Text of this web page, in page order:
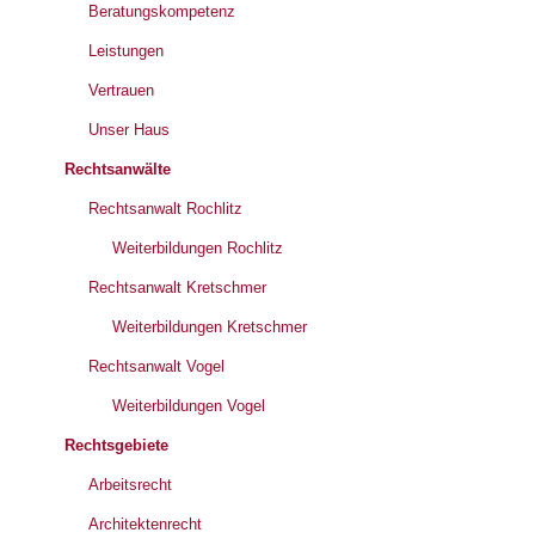
Beratungskompetenz
Leistungen
Vertrauen
Unser Haus
Rechtsanwälte
Rechtsanwalt Rochlitz
Weiterbildungen Rochlitz
Rechtsanwalt Kretschmer
Weiterbildungen Kretschmer
Rechtsanwalt Vogel
Weiterbildungen Vogel
Rechtsgebiete
Arbeitsrecht
Architektenrecht